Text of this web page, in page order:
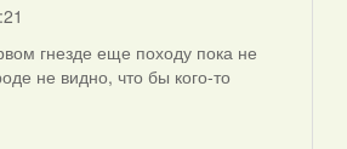
гнезде еще походу пока не
не видно, что бы кого-то